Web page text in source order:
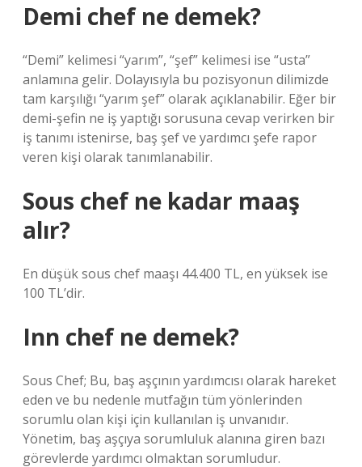
Demi chef ne demek?
“Demi” kelimesi “yarım”, “şef” kelimesi ise “usta”
anlamına gelir. Dolayısıyla bu pozisyonun dilimizde
tam karşılığı “yarım şef” olarak açıklanabilir. Eğer bir
demi-şefin ne iş yaptığı sorusuna cevap verirken bir
iş tanımı istenirse, baş şef ve yardımcı şefe rapor
veren kişi olarak tanımlanabilir.
Sous chef ne kadar maaş
alır?
En düşük sous chef maaşı 44.400 TL, en yüksek ise
100 TL’dir.
Inn chef ne demek?
Sous Chef; Bu, baş aşçının yardımcısı olarak hareket
eden ve bu nedenle mutfağın tüm yönlerinden
sorumlu olan kişi için kullanılan iş unvanıdır.
Yönetim, baş aşçıya sorumluluk alanına giren bazı
görevlerde yardımcı olmaktan sorumludur.